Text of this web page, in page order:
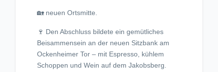
🏡 neuen Ortsmitte.
🍷 Den Abschluss bildete ein gemütliches
Beisammensein an der neuen Sitzbank am
Ockenheimer Tor – mit Espresso, kühlem
Schoppen und Wein auf dem Jakobsberg.